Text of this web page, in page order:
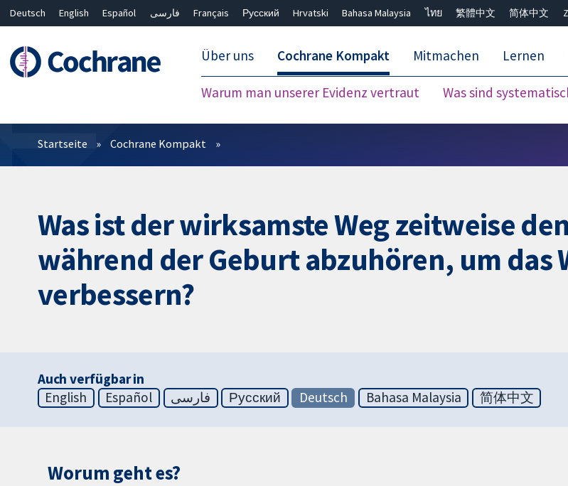
Deutsch English Español فارسی Français Русский Hrvatski Bahasa Malaysia ไทย 繁體中文 简体中文
Über uns Cochrane Kompakt
Warum man unserer Evidenz vertraut Was sind
Mitmachen Lernen
Filter
Startseite Cochrane Kompakt
Was ist der wirksamste Weg zeitweise
während der Geburt abzuhören, um das
verbessern?
Auch verfügbar in
English
Español فارسی Русский Deutsch Bahasa Malaysia 简体中文
Worum geht es?